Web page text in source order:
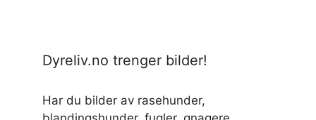
Dyreliv.no trenger bilder!
Har du bilder av rasehunder,